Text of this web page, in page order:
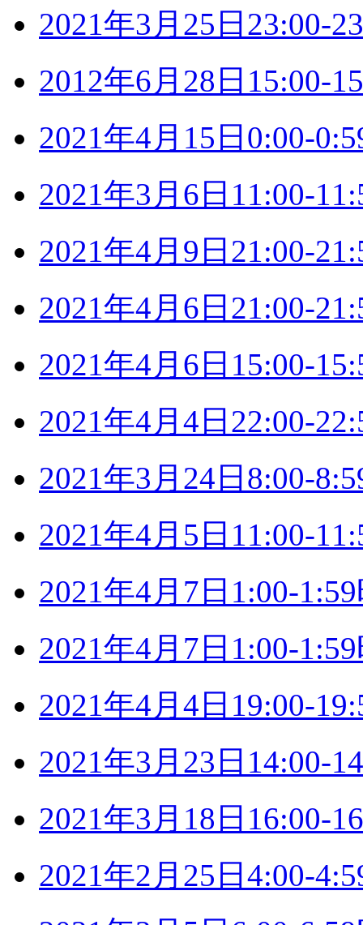
2021年3月25日23:00-
2012年6月28日15:00-
2021年4月15日0:00-
2021年3月6日11:00-
2021年4月9日21:00-
2021年4月6日21:00-
2021年4月6日15:00-
2021年4月4日22:00-
2021年3月24日8:00-
2021年4月5日11:00-
2021年4月7日1:00-
2021年4月7日1:00-
2021年4月4日19:00-
2021年3月23日14:00-
2021年3月18日16:00-
2021年2月25日4:00-